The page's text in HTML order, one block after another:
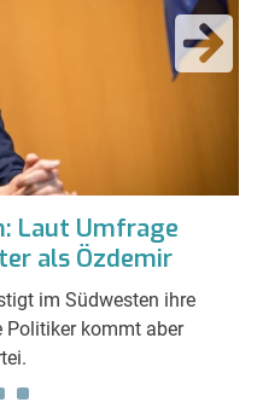
Laut Umfrage
als Özdemir
im Südwesten ihre
Politiker kommt aber